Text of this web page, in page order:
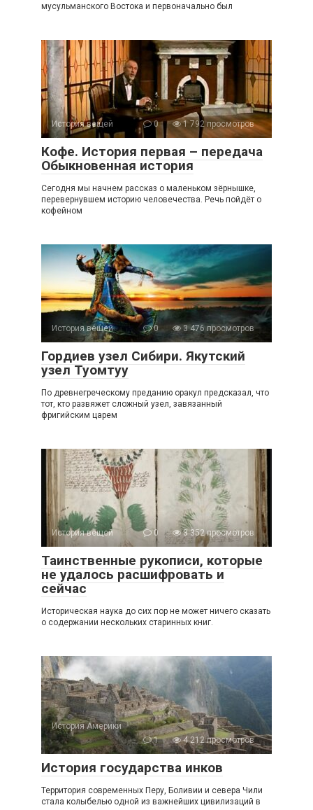
мусульманского Востока и первоначально был
История вещей 0 1 792 просмотров
Кофе. История первая – передача
Обыкновенная история
Сегодня мы начнем рассказ о маленьком зёрнышке,
перевернувшем историю человечества. Речь пойдёт о
кофейном
История вещей 0 3 476 просмотров
Гордиев узел Сибири. Якутский
узел Туомтуу
По древнегреческому преданию оракул предсказал, что
тот, кто развяжет сложный узел, завязанный
фригийским царем
История вещей 0 3 352 просмотров
Таинственные рукописи, которые
не удалось расшифровать и
сейчас
Историческая наука до сих пор не может ничего сказать
о содержании нескольких старинных книг.
История Америки
1
4 212 просмотров
История государства инков
Территория современных Перу, Боливии и севера Чили
стала колыбелью одной из важнейших цивилизаций в